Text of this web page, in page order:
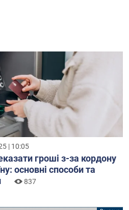
| 10:05
гроші з-за кордону
основні способи та
837